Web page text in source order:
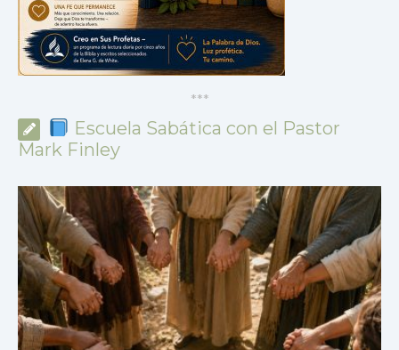
***
Escuela Sabática con el Pastor
Mark Finley